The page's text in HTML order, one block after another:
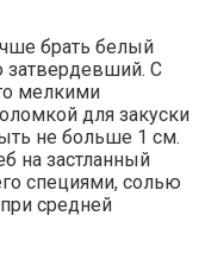
брать белый
затвердевший. С
мелкими
для закуски
не больше 1 см.
на застланный
специями, солью
средней